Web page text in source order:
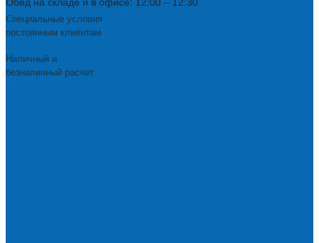
Специальные условия
постоянным клиентам
Наличный и
безналичный расчет